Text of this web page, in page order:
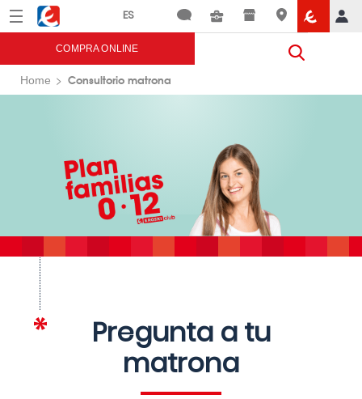
Menú Eroski
COMPRA ONLINE
Home Consultorio matrona
Pregunta a tu
matrona